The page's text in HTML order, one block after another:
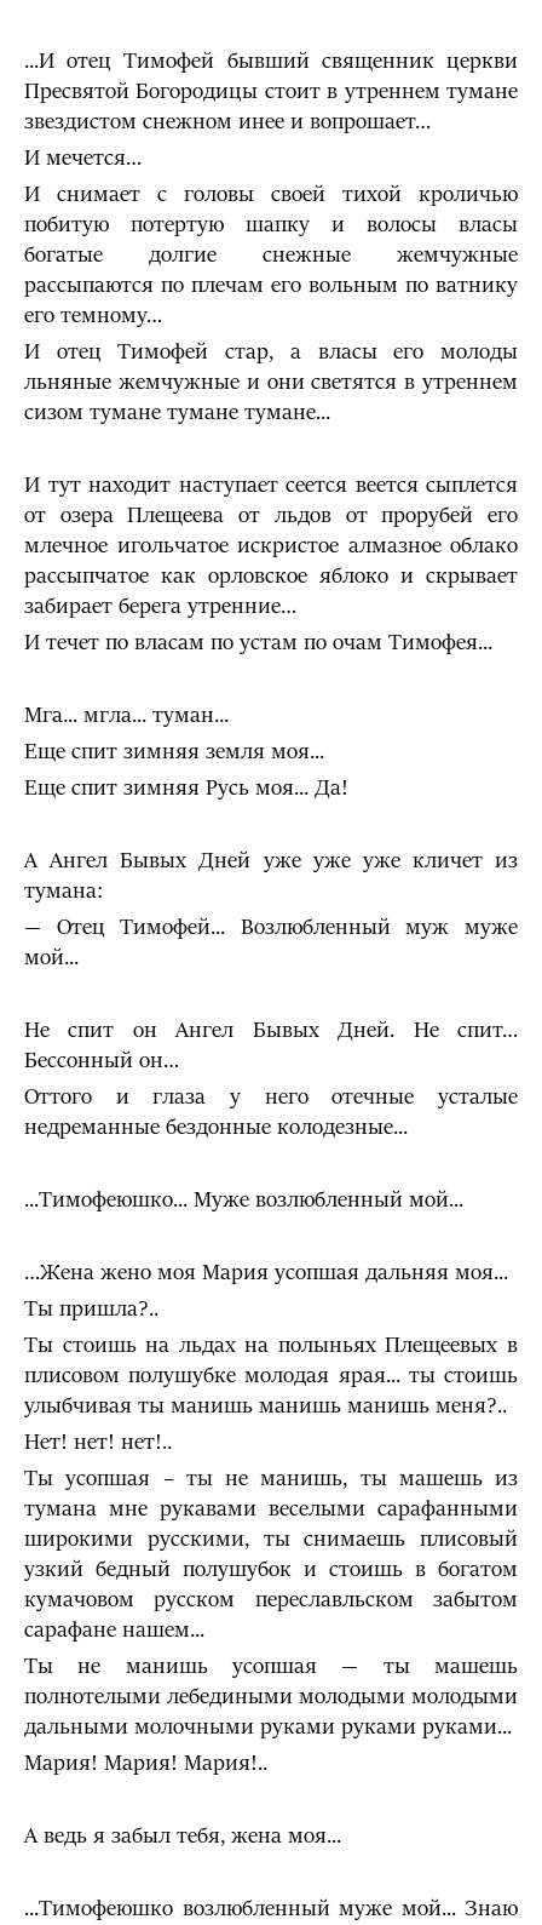
...И отец Тимофей бывший священник церкви
Пресвятой Богородицы стоит в утреннем тумане
звездистом снежном инее и вопрошает…
И мечется…
И снимает с головы своей тихой кро­личью
побитую потертую шапку и волосы власы
богатые дол­гие снежные жемчужные
рассыпаются по плечам его вольным по ватнику
его темному…
И отец Тимофей стар, а власы его молоды
льняные жем­чужные и они светятся в утреннем
сизом тумане тумане тумане...
И тут находит наступает сеется веется сыплется
от озера Плещеева от льдов от прорубей его
млечное игольчатое искри­стое алмазное облако
рассыпчатое как орловское яблоко и скрывает
забирает берега утренние…
И течет по власам по устам по очам Тимофея...
Мга... мгла... туман...
Еще спит зимняя земля моя...
Еще спит зимняя Русь моя... Да!
А Ангел Бывых Дней уже уже уже кличет из
тумана:
— Отец Тимофей... Возлюбленный муж муже
мой...
Не спит он Ангел Бывых Дней. Не спит…
Бессонный он…
От­того и глаза у него отечные усталые
недреманные бездонные колодезные...
...Тимофеюшко... Муже возлюбленный мой...
…Жена жено моя Мария усопшая дальняя моя...
Ты при­шла?..
Ты стоишь на льдах на полыньях Плещеевых в
плисовом полушубке молодая ярая... ты стоишь
улыбчивая ты манишь ма­нишь манишь меня?..
Нет! нет! нет!..
Ты усопшая – ты не манишь, ты машешь из
тумана мне ру­кавами веселыми сарафанными
широкими русскими, ты сни­маешь плисовый
узкий бедный полушубок и стоишь в богатом
кумачовом русском переславльском забытом
сарафане нашем...
Ты не манишь усопшая — ты машешь
полнотелыми лебеди­ными молодыми молодыми
дальными молочными руками ру­ками руками...
Мария! Мария! Мария!..
А ведь я забыл тебя, жена моя...
...Тимофеюшко возлюбленный муже мой... Знаю